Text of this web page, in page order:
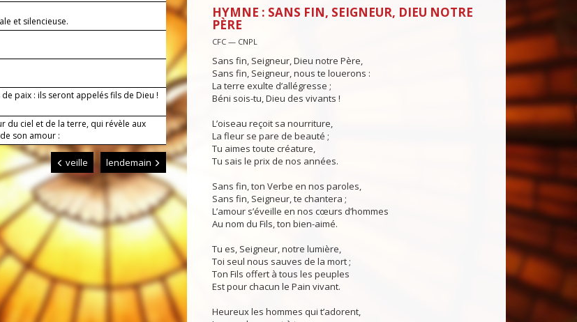
et silencieuse.
paix : ils seront appelés fils de Dieu !
du ciel et de la terre, qui révèle aux
son amour :
veille lendemain
HYMNE : SANS FIN, SEIGNEUR, DIEU NOTRE
PÈRE
CFC — CNPL
Sans fin, Seigneur, Dieu notre Père,
Sans fin, Seigneur, nous te louerons :
La terre exulte d’allégresse ;
Béni sois-tu, Dieu des vivants !
L’oiseau reçoit sa nourriture,
La fleur se pare de beauté ;
Tu aimes toute créature,
Tu sais le prix de nos années.
Sans fin, ton Verbe en nos paroles,
Sans fin, Seigneur, te chantera ;
L’amour s’éveille en nos cœurs d’hommes
Au nom du Fils, ton bien-aimé.
Tu es, Seigneur, notre lumière,
Toi seul nous sauves de la mort ;
Ton Fils offert à tous les peuples
Est pour chacun le Pain vivant.
Heureux les hommes qui t’adorent,